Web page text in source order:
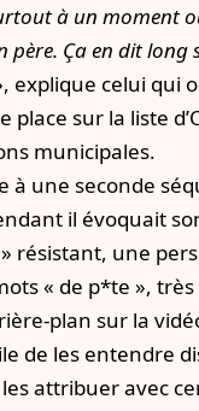
à un moment
père. Ça en dit long
explique celui qui
place sur la liste d’
municipales.
à une seconde
il évoquait
résistant, une
« de p*te »,
plan sur la
de les entendre
attribuer avec